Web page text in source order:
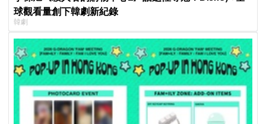
球觀看量創下韓劇新紀錄
韓劇